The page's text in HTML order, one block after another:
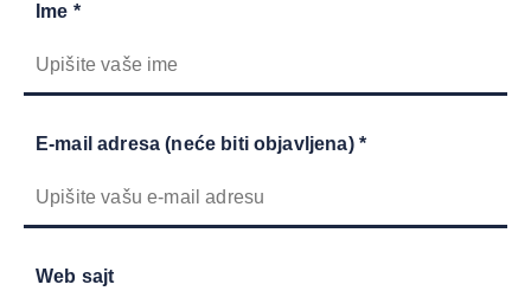
Ime *
E-mail adresa (neće biti objavljena) *
Web sajt